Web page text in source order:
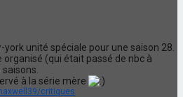
unité spéciale pour une saison 28.
organisé (qui était passé de nbc à
à la série mère
critiques